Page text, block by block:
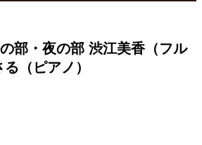
部・夜の部 渋江美香（フル
（ピアノ）